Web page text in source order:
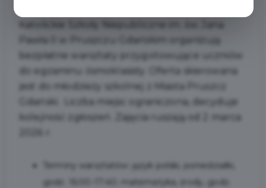
Pawła II w Pruszczu Gdańskim organizują
bezpłatne warsztaty przygotowujące uczniów
do egzaminu ósmoklasisty. Oferta skierowana
jest do młodzieży szkolnej z Miasta Pruszcz
Gdański. Liczba miejsc ograniczona, decyduje
kolejność zgłoszeń. Zajęcia ruszają od 2 marca
Terminy warsztatów: język polski, poniedziałki,
godz. 16:00-17:40; matematyka, środy, godz.